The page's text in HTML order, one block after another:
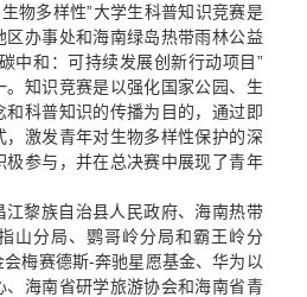
物多样性”大学生科普知识竞赛是
办事处和海南绿岛热带雨林公益
中和：可持续发展创新行动项目”
。知识竞赛是以强化国家公园、生
科普知识的传播为目的，通过即
激发青年对生物多样性保护的深
极参与，并在总决赛中展现了青年
江黎族自治县人民政府、海南热带
山分局、鹦哥岭分局和霸王岭分
梅赛德斯-奔驰星愿基金、华为以
、海南省研学旅游协会和海南省青